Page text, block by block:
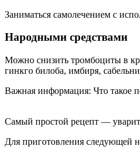
Заниматься самолечением с
Народными средствами
Можно снизить тромбоциты в
гинкго билоба, имбиря,
Важная информация: Что такое
Самый простой рецепт —
Для приготовления следующей